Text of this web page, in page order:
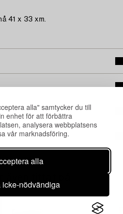
alla" samtycker du till
enhet för att förbättra
analysera webbplatsens
vår marknadsföring.
alla
icke-nödvändiga
41 x 33 xm.